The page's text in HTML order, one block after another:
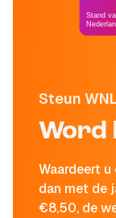
Steun
Word
Waardeert u
dan met de
€8,50, de
Stand